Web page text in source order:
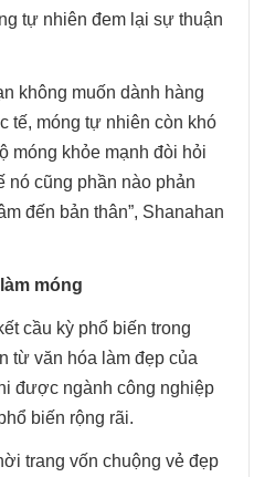
tự nhiên đem lại sự thuận
không muốn dành hàng
tế, móng tự nhiên còn khó
móng khỏe mạnh đòi hỏi
nó cũng phần nào phản
đến bản thân”, Shanahan
móng
cầu kỳ phổ biến trong
từ văn hóa làm đẹp của
được ngành công nghiệp
biến rộng rãi.
trang vốn chuộng vẻ đẹp